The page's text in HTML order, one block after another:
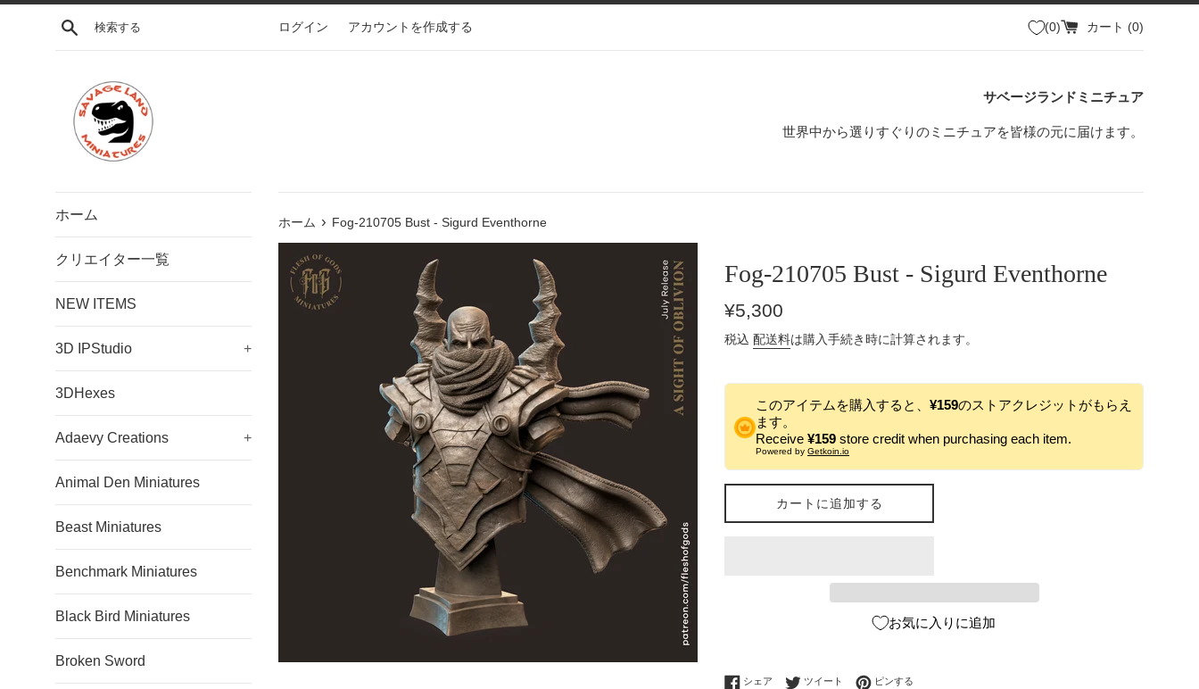
コ
検索する ログイン アカウントを作成する 0 カート (0)
サベージランドミニチュア
世界中から選りすぐりのミニチュアを皆様の元に届けます。
ホーム
クリエイター一覧
NEW ITEMS
3D IPStudio +
3DHexes
Adaevy Creations +
Animal Den Miniatures
Beast Miniatures
Benchmark Miniatures
Black Bird Miniatures
Broken Sword
ホーム › Fog-210705 Bust - Sigurd Eventhorne
Fog-210705 Bust - Sigurd Eventhorne
通
価
¥5,300
税込 配送料は購入手続き時に計算されます。
このアイテムを購入すると、 ¥159のストアクレジットがもらえ
ます。
Receive ¥159 store credit when purchasing each item.
Powered by Getkoin.io
カートに追加する
お気に入りに追加
シェア Facebookでシェアする
ツイート Twitterに投稿する
ピンする